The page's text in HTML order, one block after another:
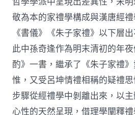
敬為本的家禮學構成與漢唐經
《書儀》《朱子家禮》以下層
此中孫奇逢作為明末清初的年
酌》一書，繼承了《朱子家禮
惟，又受呂坤情禮相稱的疑禮
步驟從經禮學中剝離出來，以
心性的天然呈現，借理學闡釋